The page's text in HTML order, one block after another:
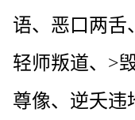
语、恶口两舌
轻师叛道、>
尊像、逆夭违